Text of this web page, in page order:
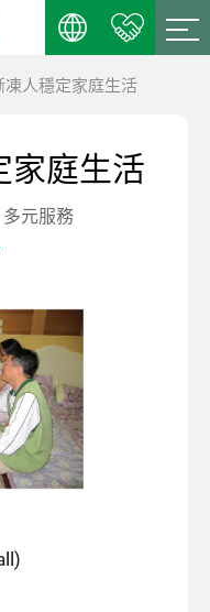
凍人穩定家庭生活
家庭生活
元服務